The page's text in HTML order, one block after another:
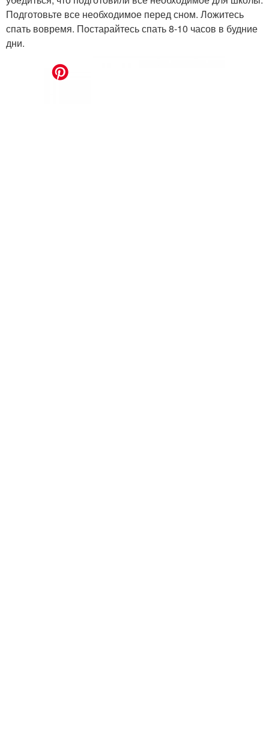
Подготовьте все необходимое перед сном. Ложитесь
спать вовремя. Постарайтесь спать 8-10 часов в будние
дни.